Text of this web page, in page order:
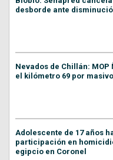
desborde ante
Nevados de Chillán:
el kilómetro 69 por
Adolescente de 17 años
participación en
egipcio en Coronel